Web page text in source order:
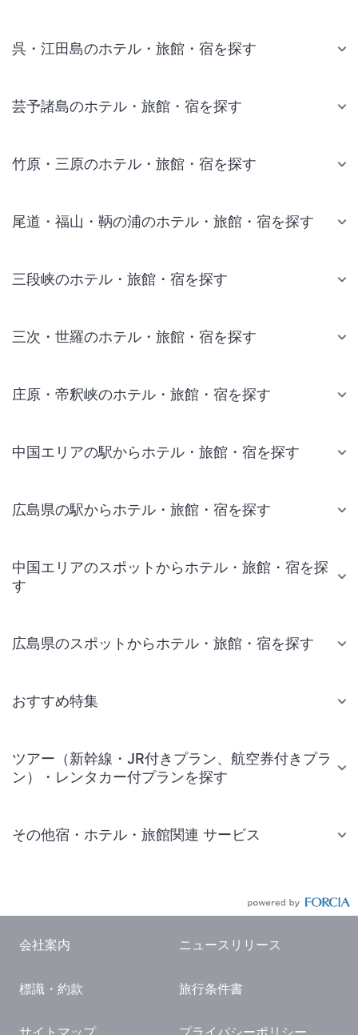
呉・江田島のホテル・旅館・宿を探す
芸予諸島のホテル・旅館・宿を探す
竹原・三原のホテル・旅館・宿を探す
尾道・福山・鞆の浦のホテル・旅館・宿を探す
三段峡のホテル・旅館・宿を探す
三次・世羅のホテル・旅館・宿を探す
庄原・帝釈峡のホテル・旅館・宿を探す
中国エリアの駅からホテル・旅館・宿を探す
広島県の駅からホテル・旅館・宿を探す
中国エリアのスポットからホテル・旅館・宿を探
す
広島県のスポットからホテル・旅館・宿を探す
おすすめ特集
ツアー（新幹線・JR付きプラン、航空券付きプラ
ン）・レンタカー付プランを探す
その他宿・ホテル・旅館関連 サービス
国内観光ガイド
旅行・観光情報
会社案内 ニュースリリース
標識・約款 旅行条件書